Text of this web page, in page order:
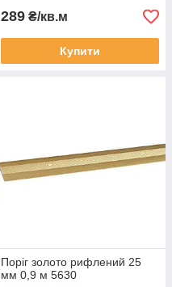
289 ₴/кв.м
Купити
Поріг золото рифлений 25
мм 0,9 м 5630